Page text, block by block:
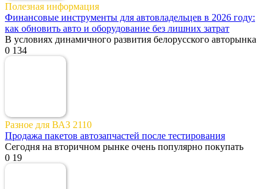
Полезная информация
Финансовые инструменты для автовладельцев в 2026 году:
как обновить авто и оборудование без лишних затрат
В условиях динамичного развития белорусского авторынка
0 134
Разное для ВАЗ 2110
Продажа пакетов автозапчастей после тестирования
Сегодня на вторичном рынке очень популярно покупать
0 19